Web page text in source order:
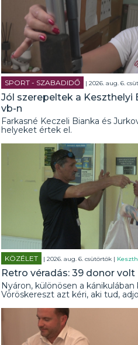
SPORT - SZABADIDŐ | 2026. aug. 6.
Jól szerepeltek a Keszthelyi
vb-n
Farkasné Keczeli Bianka és
helyeket értek el.
KÖZÉLET | 2026. aug. 6. csütörtök |
Retro véradás: 39 donor
Nyáron, különösen a
Vöröskereszt azt kéri, aki tud,